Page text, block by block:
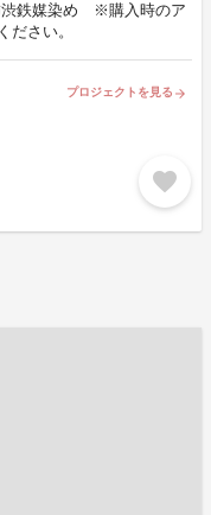
渋鉄媒染め ※購入時のア
ださい。
プロジェクトを見る arrow_forward
favorite